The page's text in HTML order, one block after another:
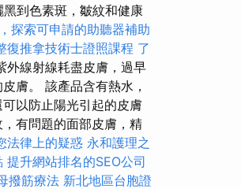
到色素斑，皺紋和健康
探索可申請的助聽器補助
復推拿技術士證照課程 了
外線射線耗盡皮膚，過早
膚。 該產品含有熱水，
以防止陽光引起的皮膚
有問題的面部皮膚，精
法律上的疑惑 永和護理之
提升網站排名的SEO公司
撥筋療法 新北地區台胞證